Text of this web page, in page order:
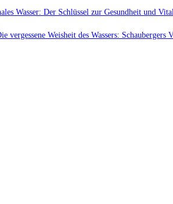
Wasser: Der Schlüssel zur Gesundheit und
vergessene Weisheit des Wassers: